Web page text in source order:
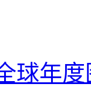
球年